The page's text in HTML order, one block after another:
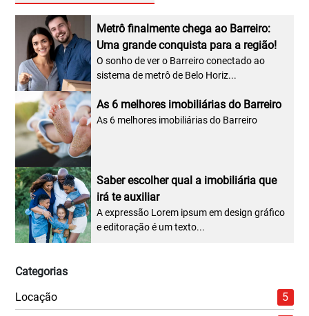
Metrô finalmente chega ao Barreiro:
Uma grande conquista para a região!
O sonho de ver o Barreiro conectado ao
sistema de metrô de Belo Horiz...
As 6 melhores imobiliárias do Barreiro
As 6 melhores imobiliárias do Barreiro
Saber escolher qual a imobiliária que
irá te auxiliar
A expressão Lorem ipsum em design gráfico
e editoração é um texto...
Categorias
Locação
5